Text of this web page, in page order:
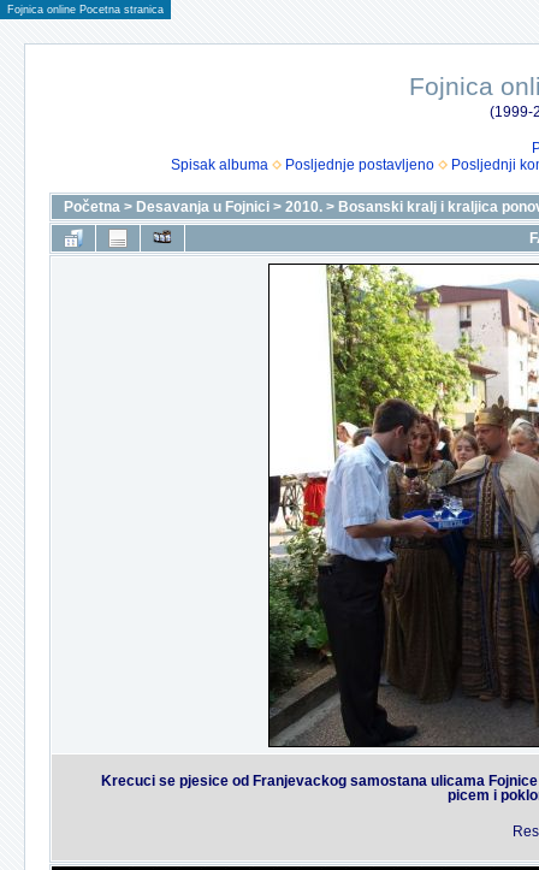
Fojnica online Pocetna stranica
Fojnica
(1999-
Spisak albuma
Posljednje postavljeno Posljednji
Početna > Desavanja u Fojnici > 2010. > Bosanski kralj i kraljica
Krecuci se pjesice od Franjevackog samostana ulicama
picem i